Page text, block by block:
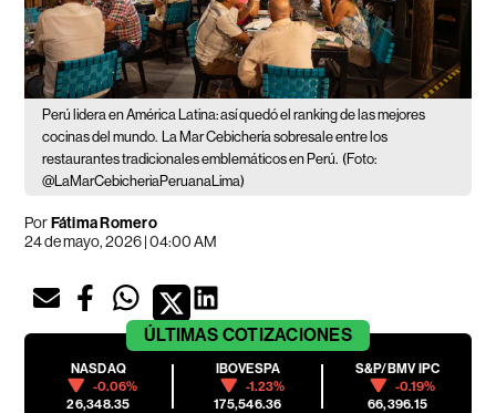
Perú lidera en América Latina: así quedó el ranking de las mejores
cocinas del mundo. La Mar Cebichería sobresale entre los
restaurantes tradicionales emblemáticos en Perú. (Foto:
@LaMarCebicheriaPeruanaLima)
PorFátima Romero
24 de mayo, 2026 | 04:00 AM
ÚLTIMAS COTIZACIONES
NASDAQ
-0.06%
26,348.35
IBOVESPA
-1.23%
175,546.36
S&P/BMV IPC
-0.19%
66,396.15